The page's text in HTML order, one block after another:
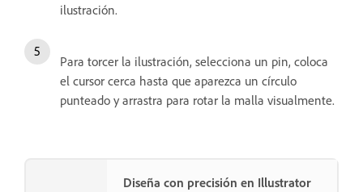
ilustración.
Para torcer la ilustración, selecciona un pin, coloca
el cursor cerca hasta que aparezca un círculo
punteado y arrastra para rotar la malla visualmente.
Diseña con precisión en Illustrator